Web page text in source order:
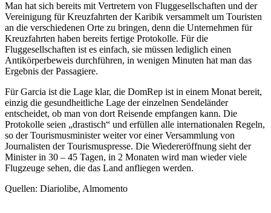
Man hat sich bereits mit Vertretern von Fluggesellschaften und der
Vereinigung für Kreuzfahrten der Karibik versammelt um Touristen
an die verschiedenen Orte zu bringen, denn die Unternehmen für
Kreuzfahrten haben bereits fertige Protokolle. Für die
Fluggesellschaften ist es einfach, sie müssen lediglich einen
Antikörperbeweis durchführen, in wenigen Minuten hat man das
Ergebnis der Passagiere.
Für Garcia ist die Lage klar, die DomRep ist in einem Monat bereit,
einzig die gesundheitliche Lage der einzelnen Sendeländer
entscheidet, ob man von dort Reisende empfangen kann. Die
Protokolle seien „drastisch“ und erfüllen alle internationalen Regeln,
so der Tourismusminister weiter vor einer Versammlung von
Journalisten der Tourismuspresse. Die Wiedereröffnung sieht der
Minister in 30 – 45 Tagen, in 2 Monaten wird man wieder viele
Flugzeuge sehen, die das Land anfliegen werden.
Quellen: Diariolibe, Almomento